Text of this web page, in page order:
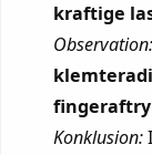
kraftige
Observation:
Konklusion: